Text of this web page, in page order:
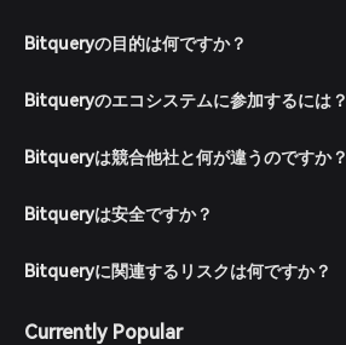
Bitqueryの目的は何ですか？
Bitqueryのエコシステムに参加するには？
Bitqueryは競合他社と何が違うのですか？
Bitqueryは安全ですか？
Bitqueryに関連するリスクは何ですか？
Currently Popular